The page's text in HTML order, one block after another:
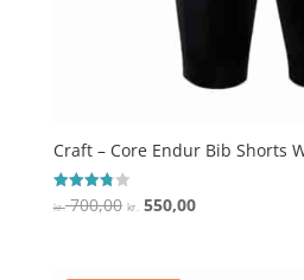
Craft – Core Endur Bib Shorts
Vurderet
3.8
kr.700,00 Den
kr.550,00Den